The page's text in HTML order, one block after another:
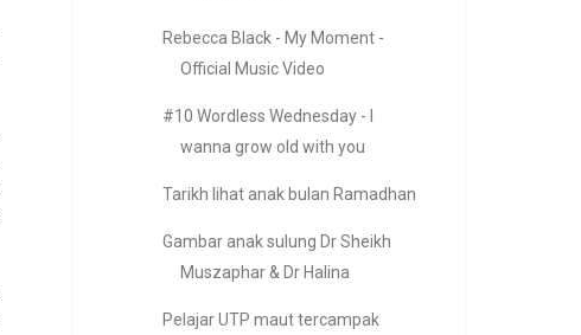
Rebecca Black - My Moment -
Official Music Video
#10 Wordless Wednesday - I
wanna grow old with you
Tarikh lihat anak bulan Ramadhan
Gambar anak sulung Dr Sheikh
Muszaphar & Dr Halina
Pelajar UTP maut tercampak